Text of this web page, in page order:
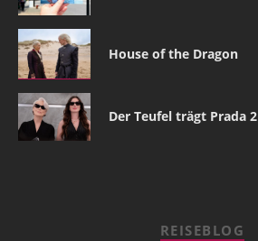
House of the Dragon
Der Teufel trägt Prada 2
REISEBLOG